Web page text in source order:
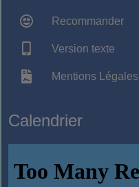
Recommander
Version texte
Mentions Légales
Calendrier